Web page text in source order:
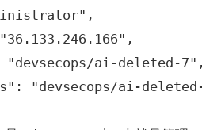
"devsecops/ai-deleted-
"devsecops/ai-